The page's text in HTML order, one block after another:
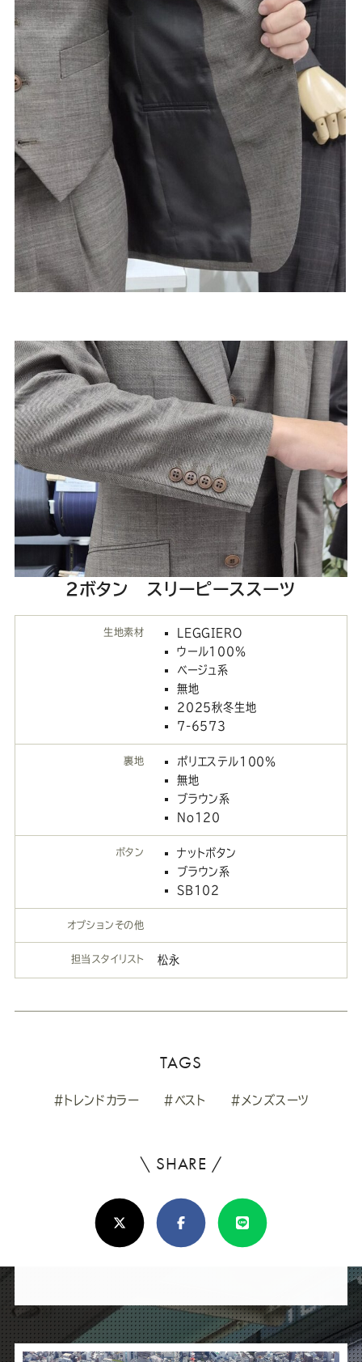
2ボタン スリーピーススーツ
生地素材
LEGGIERO
ウール100％
ベージュ系
無地
2025秋冬生地
7-6573
裏地
ポリエステル100％
無地
ブラウン系
No120
ボタン
ナットボタン
ブラウン系
SB102
オプションその他
担当スタイリスト 松永
TAGS
#トレンドカラー #ベスト #メンズスーツ
\ SHARE /
ろ
し
け
ば
シ
X(Twitter)FacebookLine